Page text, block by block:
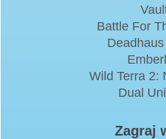
Battle For
Wild Terra 2:
Dual
Zagraj